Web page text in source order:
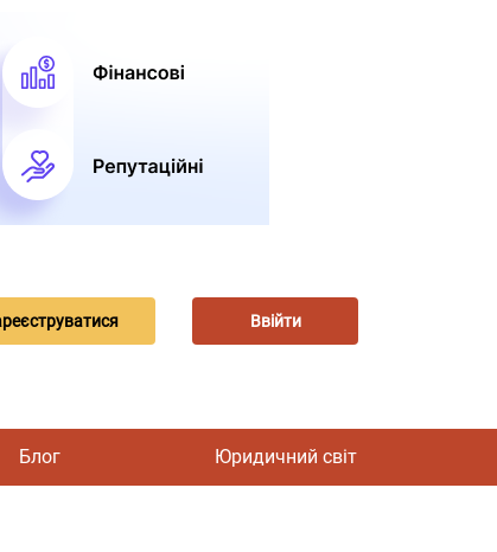
Ввійти
Блог Юридичний світ